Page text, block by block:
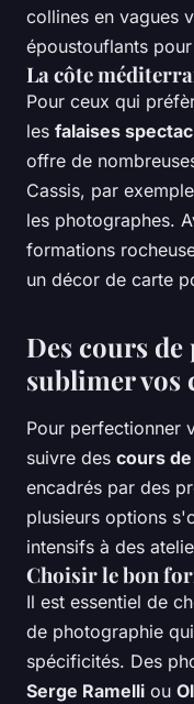
collines en vagues
époustouflants
La côte
Pour ceux qui
les falaises
offre de
Cassis, par
les photographes.
formations
un décor de carte
Des cours
sublimer vos
Pour perfectionner
suivre des cours
encadrés par des
plusieurs options
intensifs à des
Choisir le bon
Il est essentiel de
de photographie
spécificités. Des
Serge Ramelli ou